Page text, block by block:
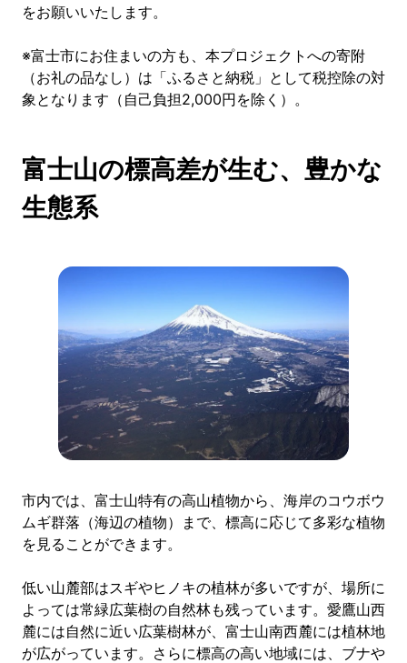
をお願いいたします。
※富士市にお住まいの方も、本プロジェクトへの寄附
（お礼の品なし）は「ふるさと納税」として税控除の対
象となります（自己負担2,000円を除く）。
富士山の標高差が生む、豊かな
生態系
市内では、富士山特有の高山植物から、海岸のコウボウ
ムギ群落（海辺の植物）まで、標高に応じて多彩な植物
を見ることができます。
低い山麓部はスギやヒノキの植林が多いですが、場所に
よっては常緑広葉樹の自然林も残っています。愛鷹山西
麓には自然に近い広葉樹林が、富士山南西麓には植林地
が広がっています。さらに標高の高い地域には、ブナや